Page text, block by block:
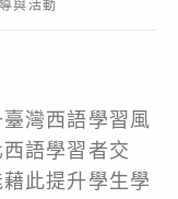
與活動
灣西語學習風
語學習者交
此提升學生學